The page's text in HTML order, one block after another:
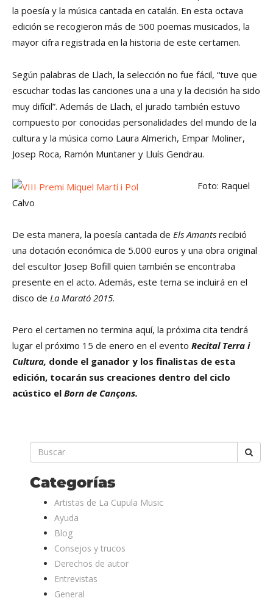
la poesía y la música cantada en catalán. En esta octava
edición se recogieron más de 500 poemas musicados, la
mayor cifra registrada en la historia de este certamen.
Según palabras de Llach, la selección no fue fácil, “tuve que
escuchar todas las canciones una a una y la decisión ha sido
muy difícil”. Además de Llach, el jurado también estuvo
compuesto por conocidas personalidades del mundo de la
cultura y la música como Laura Almerich, Empar Moliner,
Josep Roca, Ramón Muntaner y Lluís Gendrau.
Foto: Raquel
Calvo
De esta manera, la poesía cantada de Els Amants recibió
una dotación económica de 5.000 euros y una obra original
del escultor Josep Bofill quien también se encontraba
presente en el acto. Además, este tema se incluirá en el
disco de La Marató 2015.
Pero el certamen no termina aquí, la próxima cita tendrá
lugar el próximo 15 de enero en el evento Recital Terra i
Cultura, donde el ganador y los finalistas de esta
edición, tocarán sus creaciones dentro del ciclo
acústico el Born de Cançons.
Categorías
Artistas de La Cupula Music
Ayuda
Blog
Consejos y trucos
Derechos de autor
Entrevistas
General